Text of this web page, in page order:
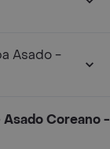
Asado -
Coreano -